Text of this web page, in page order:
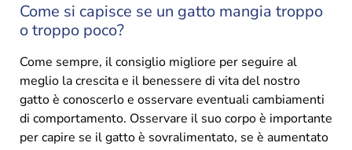
Come si capisce se un gatto mangia troppo
o troppo poco?
Come sempre, il consiglio migliore per seguire al
meglio la crescita e il benessere di vita del nostro
gatto è conoscerlo e osservare eventuali cambiamenti
di comportamento. Osservare il suo corpo è importante
per capire se il gatto è sovralimentato, se è aumentato